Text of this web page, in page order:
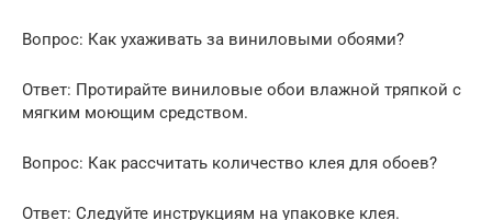
Вопрос: Как ухаживать за виниловыми обоями?
Ответ: Протирайте виниловые обои влажной тряпкой с
мягким моющим средством.
Вопрос: Как рассчитать количество клея для обоев?
Ответ: Следуйте инструкциям на упаковке клея.